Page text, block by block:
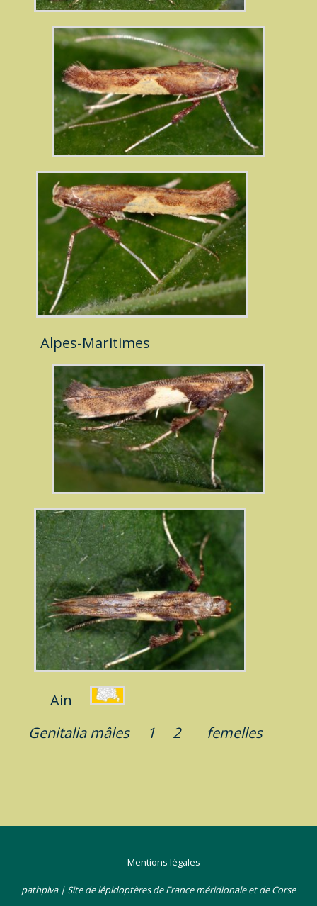
Alpes-Maritimes
Ain
Genitalia mâles
1 2 femelles
Mentions légales
pathpiva | Site de lépidoptères de France méridionale et de Corse